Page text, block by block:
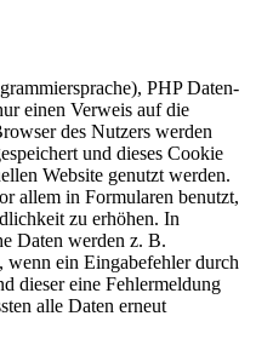
PHP Daten-
einen Verweis auf die
des Nutzers werden
und dieses Cookie
Website genutzt werden.
allem in Formularen benutzt,
zu erhöhen. In
Daten werden z. B.
wenn ein Eingabefehler durch
dieser eine Fehlermeldung
alle Daten erneut